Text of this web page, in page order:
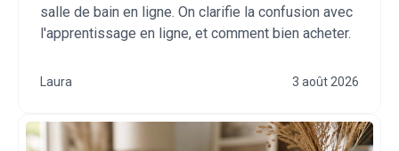
salle de bain en ligne. On clarifie la confusion avec
l'apprentissage en ligne, et comment bien acheter.
Laura 3 août 2026